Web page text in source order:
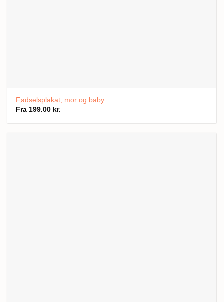
Fødselsplakat, mor og baby
Fra 199.00 kr.